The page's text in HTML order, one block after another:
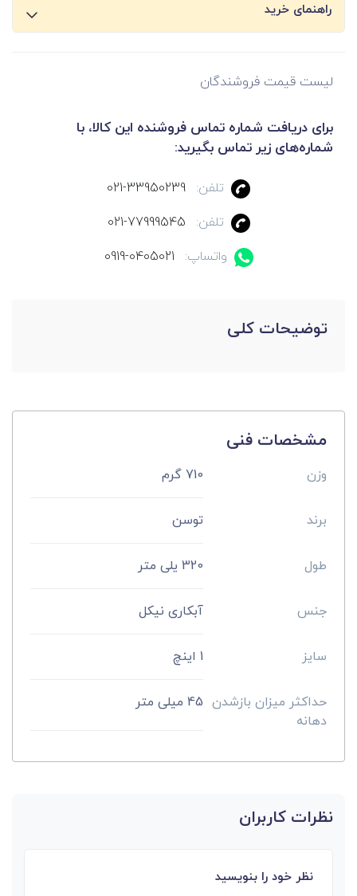
راهنمای خرید
لیست قیمت فروشندگان
برای دریافت شماره تماس فروشنده این کالا، با
شماره‌های زیر تماس بگیرید:
تلفن:
021-33950239
تلفن:
021-77999545
واتساپ:
0919-0405021
توضیحات کلی
مشخصات فنی
وزن 710 گرم
برند توسن
طول 320 یلی متر
جنس آبکاری نیکل
سایز 1 اینچ
حداکثر میزان بازشدن
دهانه
45 میلی متر
نظرات کاربران
نظر خود را بنویسید